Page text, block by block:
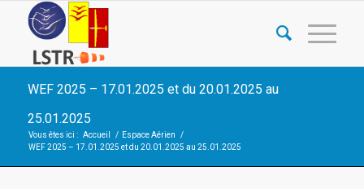
WEF 2025 – 17.01.2025 et du 20.01.2025 au
25.01.2025
Vous êtes ici : Accueil / Espace Aérien
/
WEF 2025 – 17.01.2025 et du 20.01.2025 au 25.01.2025